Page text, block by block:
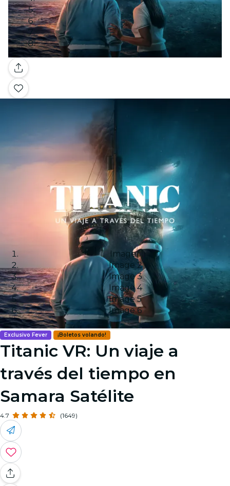
Galería
Image 1
Image 2
Image 3
Image 4
Image 5
Image 6
Exclusivo Fever ¡Boletos volando!
Titanic VR: Un viaje a
través del tiempo en
Samara Satélite
4.7 (1649)